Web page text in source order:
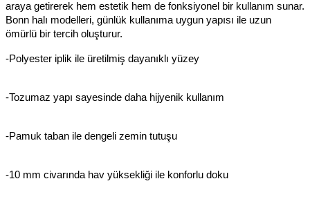
araya getirerek hem estetik hem de fonksiyonel bir kullanım sunar.
Bonn halı modelleri, günlük kullanıma uygun yapısı ile uzun
ömürlü bir tercih oluşturur.
-Polyester iplik ile üretilmiş dayanıklı yüzey
-Tozumaz yapı sayesinde daha hijyenik kullanım
-Pamuk taban ile dengeli zemin tutuşu
-10 mm civarında hav yüksekliği ile konforlu doku